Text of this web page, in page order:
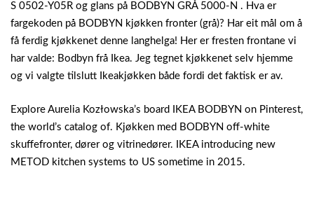
S 0502-Y05R og glans på BODBYN GRÅ 5000-N . Hva er
fargekoden på BODBYN kjøkken fronter (grå)? Har eit mål om å
få ferdig kjøkkenet denne langhelga! Her er fresten frontane vi
har valde: Bodbyn frå Ikea. Jeg tegnet kjøkkenet selv hjemme
og vi valgte tilslutt Ikeakjøkken både fordi det faktisk er av.
Explore Aurelia Kozłowska’s board IKEA BODBYN on Pinterest,
the world’s catalog of. Kjøkken med BODBYN off-white
skuffefronter, dører og vitrinedører. IKEA introducing new
METOD kitchen systems to US sometime in 2015.